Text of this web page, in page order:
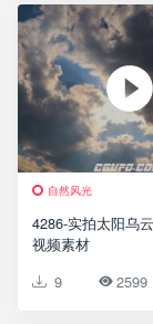
自然风光
4286-实拍太阳乌
视频素材
9
2599